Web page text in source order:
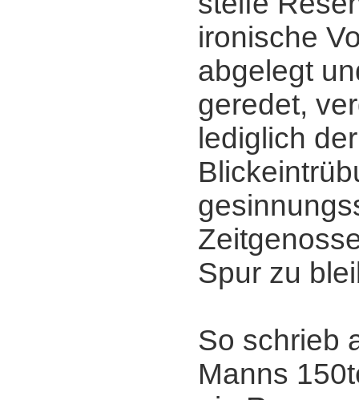
ironische
abgelegt
geredet,
lediglich der
Spur zu
So schrieb
Manns